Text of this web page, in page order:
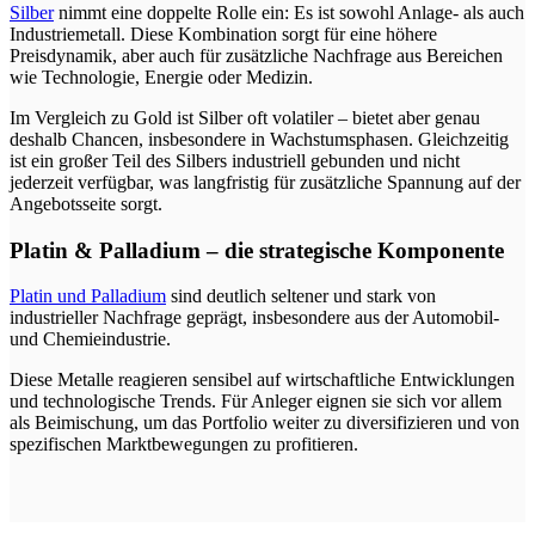
Silbernimmt eine doppelte Rolle ein: Es ist sowohl Anlage- als auch
Industriemetall. Diese Kombination sorgt für eine höhere
Preisdynamik, aber auch für zusätzliche Nachfrage aus Bereichen
wie Technologie, Energie oder Medizin.
Im Vergleich zu Gold ist Silber oft volatiler – bietet aber genau
deshalb Chancen, insbesondere in Wachstumsphasen. Gleichzeitig
ist ein großer Teil des Silbers industriell gebunden und nicht
jederzeit verfügbar, was langfristig für zusätzliche Spannung auf der
Angebotsseite sorgt.
Platin & Palladium – die strategische Komponente
Platin und Palladium sind deutlich seltener und stark von
industrieller Nachfrage geprägt, insbesondere aus der Automobil-
und Chemieindustrie.
Diese Metalle reagieren sensibel auf wirtschaftliche Entwicklungen
und technologische Trends. Für Anleger eignen sie sich vor allem
als Beimischung, um das Portfolio weiter zu diversifizieren und von
spezifischen Marktbewegungen zu profitieren.